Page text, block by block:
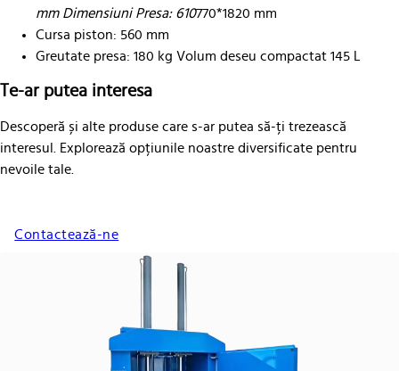
mm Dimensiuni Presa: 610770*1820 mm
Cursa piston: 560 mm
Greutate presa: 180 kg Volum deseu compactat 145 L
Te-ar putea interesa
Descoperă și alte produse care s-ar putea să-ți trezească
interesul. Explorează opțiunile noastre diversificate pentru
nevoile tale.
Contactează-ne